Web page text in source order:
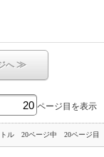
へ≫
ページ目を表示
トル 20ページ中 20ページ目